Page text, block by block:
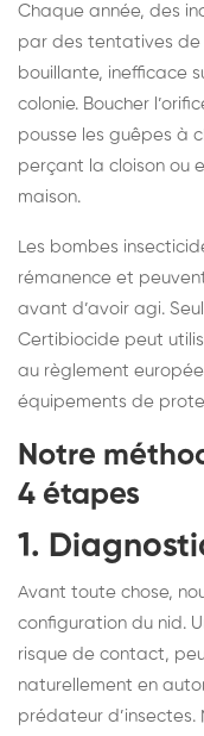
Chaque année, des
par des tentatives de
bouillante, inefficace
colonie. Boucher
pousse les guêpes à
perçant la cloison ou
maison.
Les bombes
rémanence et
avant d’avoir agi.
Certibiocide peut
au règlement
équipements de
Notre
4 étapes
1.
Avant toute chose,
configuration du nid.
risque de contact,
naturellement en
prédateur d’insectes.